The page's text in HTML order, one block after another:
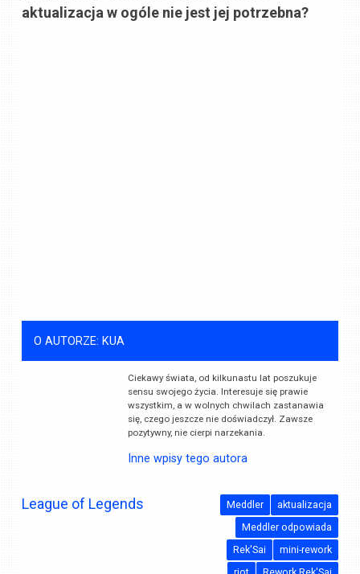
aktualizacja w ogóle nie jest jej potrzebna?
O AUTORZE: KUA
Ciekawy świata, od kilkunastu lat poszukuje
sensu swojego życia. Interesuje się prawie
wszystkim, a w wolnych chwilach zastanawia
się, czego jeszcze nie doświadczył. Zawsze
pozytywny, nie cierpi narzekania.
Inne wpisy tego autora
League of Legends aktualizacja
Meddler
Meddler odpowiada
mini-rework
Rek'Sai